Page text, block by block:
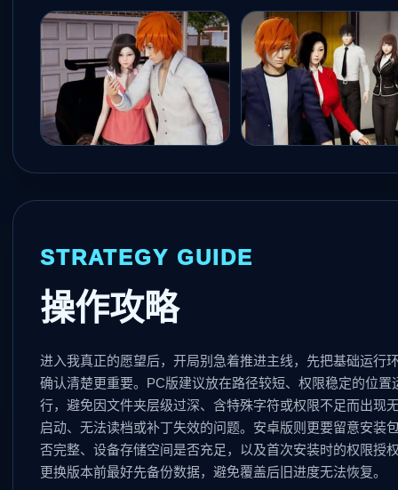
STRATEGY GUIDE
操作攻略
进入我真正的愿望后，开局别急着推进主线，先把基础运行
确认清楚更重要。PC版建议放在路径较短、权限稳定的位置
行，避免因文件夹层级过深、含特殊字符或权限不足而出现
启动、无法读档或补丁失效的问题。安卓版则更要留意安装
否完整、设备存储空间是否充足，以及首次安装时的权限授
更换版本前最好先备份数据，避免覆盖后旧进度无法恢复。